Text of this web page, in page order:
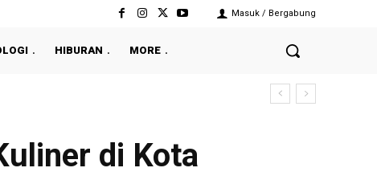
Masuk / Bergabung
HIBURAN MORE
di Kota